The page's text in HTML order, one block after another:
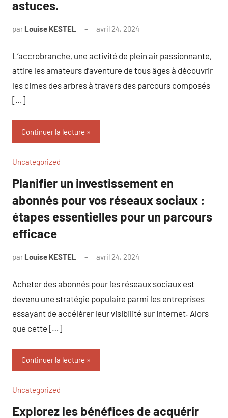
astuces.
par Louise KESTEL avril 24, 2024
L’accrobranche, une activité de plein air passionnante,
attire les amateurs d’aventure de tous âges à découvrir
les cimes des arbres à travers des parcours composés
[…]
Continuer la lecture
Uncategorized
Planifier un investissement en
abonnés pour vos réseaux sociaux :
étapes essentielles pour un parcours
efficace
par Louise KESTEL avril 24, 2024
Acheter des abonnés pour les réseaux sociaux est
devenu une stratégie populaire parmi les entreprises
essayant de accélérer leur visibilité sur Internet. Alors
que cette […]
Continuer la lecture
Uncategorized
Explorez les bénéfices de acquérir